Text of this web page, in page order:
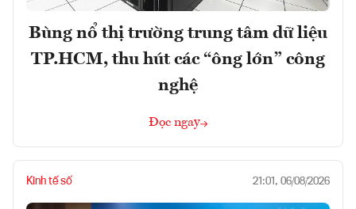
Bùng nổ thị trường trung tâm dữ liệu
TP.HCM, thu hút các “ông lớn” công
nghệ
Đọc ngay
Kinh tế số 21:01, 06/08/2026